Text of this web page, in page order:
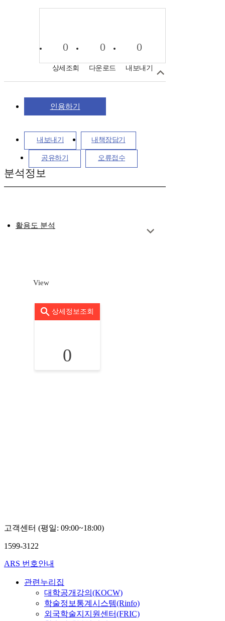
0
상세조회
0
다운로드
0
내보내기
인용하기
내보내기 내책장담기
공유하기 오류접수
분석정보
활용도 분석
View
상세정보조회
0
고객센터 (평일: 09:00~18:00)
1599-3122
ARS 번호안내
관련누리집
대학공개강의(KOCW)
학술정보통계시스템(Rinfo)
외국학술지지원센터(FRIC)